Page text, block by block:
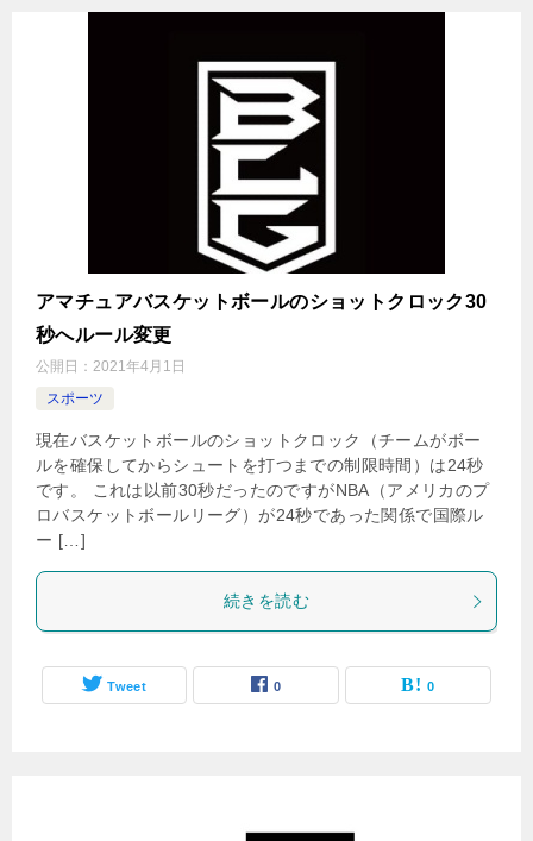
アマチュアバスケットボールのショットクロック30
秒へルール変更
公開日： 2021年4月1日
スポーツ
現在バスケットボールのショットクロック（チームがボー
ルを確保してからシュートを打つまでの制限時間）は24秒
です。 これは以前30秒だったのですがNBA（アメリカのプ
ロバスケットボールリーグ）が24秒であった関係で国際ル
ー […]
続きを読む
Tweet 0 0